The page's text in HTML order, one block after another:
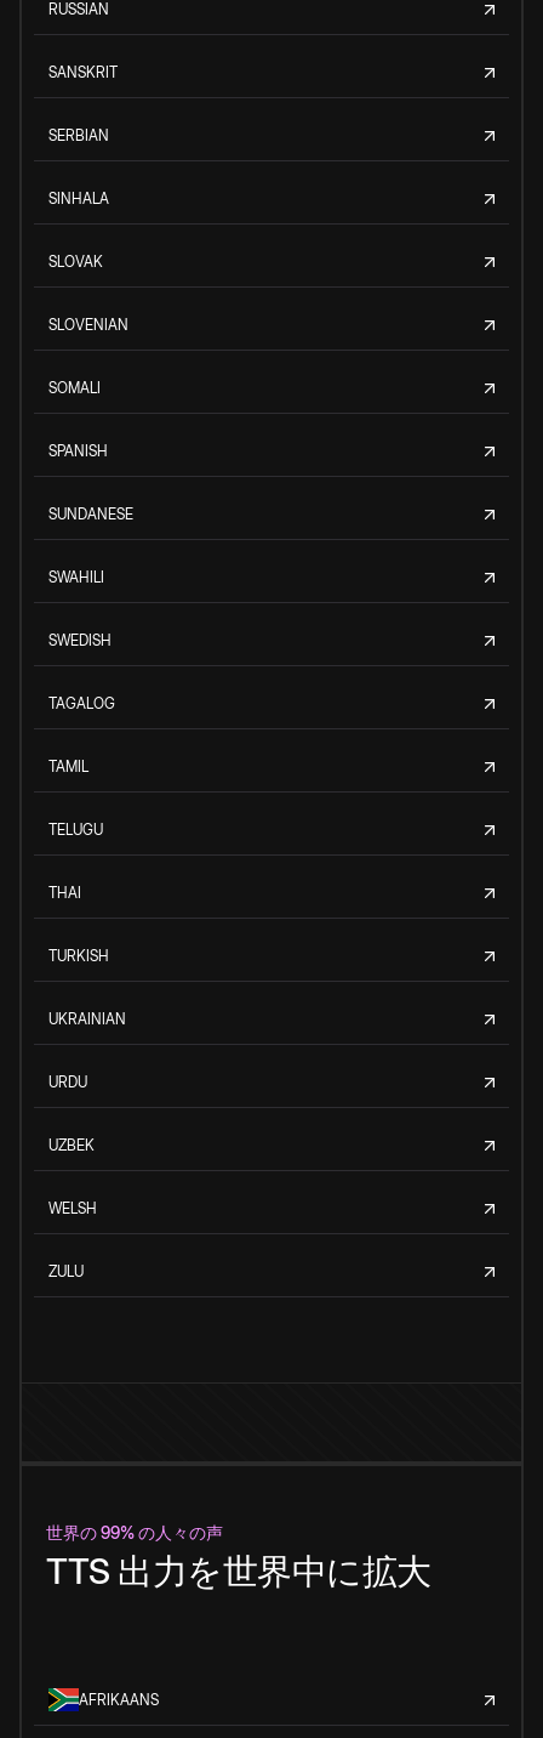
RUSSIAN
SANSKRIT
SERBIAN
SINHALA
SLOVAK
SLOVENIAN
SOMALI
SPANISH
SUNDANESE
SWAHILI
SWEDISH
TAGALOG
TAMIL
TELUGU
THAI
TURKISH
UKRAINIAN
URDU
UZBEK
WELSH
ZULU
世界の 99% の人々の声
TTS 出力を世界中に拡大
AFRIKAANS